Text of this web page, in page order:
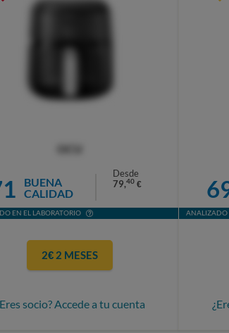
BUENA
CALIDAD
Desde
79,40 €
EN EL LABORATORIO
2€ 2 MESES
socio? Accede a tu cuenta
ANALIZADO